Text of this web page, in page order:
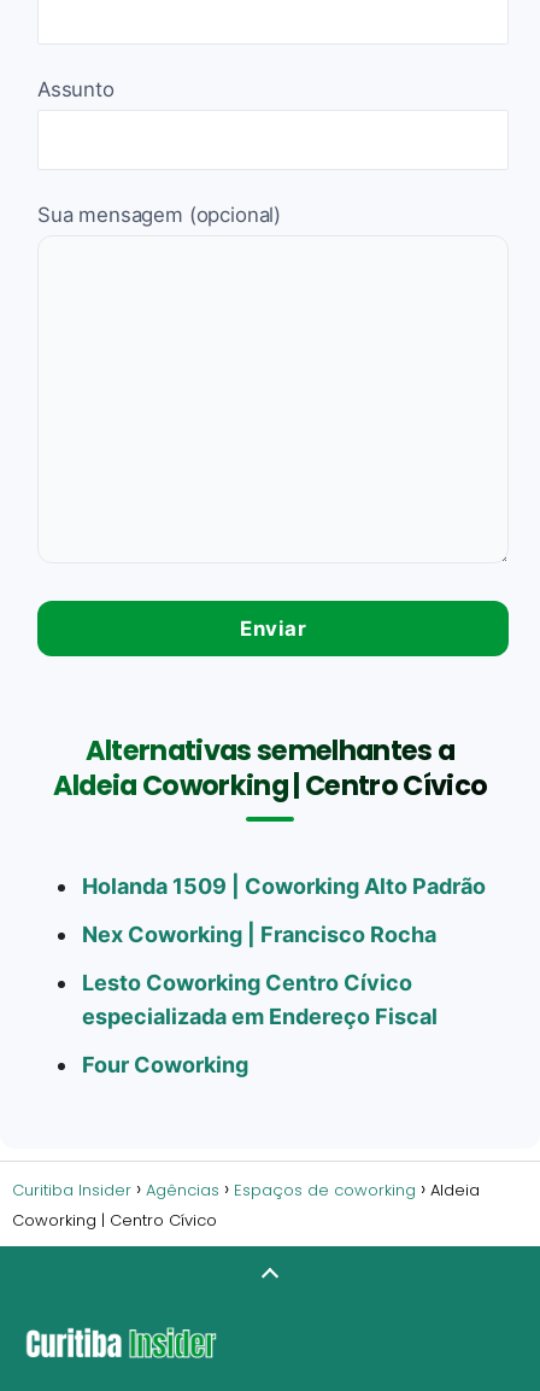
Assunto
Sua mensagem (opcional)
Alternativas semelhantes a
Aldeia Coworking | Centro Cívico
Holanda 1509 | Coworking Alto Padrão
Nex Coworking | Francisco Rocha
Lesto Coworking Centro Cívico
especializada em Endereço Fiscal
Four Coworking
Curitiba Insider Agências Espaços de coworking
Aldeia
Coworking | Centro Cívico